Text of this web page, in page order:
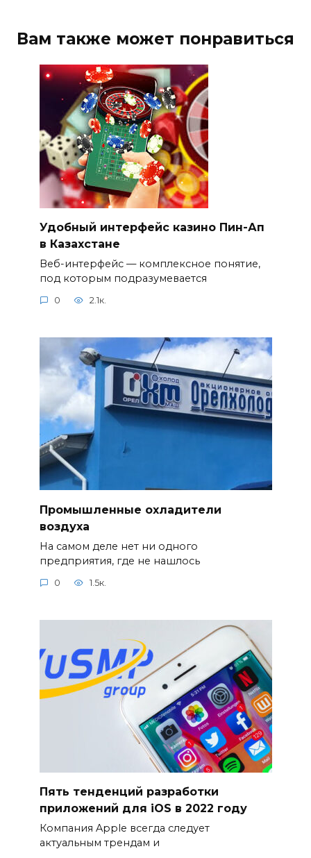
Вам также может понравиться
Удобный интерфейс казино Пин-Ап
в Казахстане
Веб-интерфейс — комплексное понятие,
под которым подразумевается
0 2.1к.
Промышленные охладители
воздуха
На самом деле нет ни одного
предприятия, где не нашлось
0 1.5к.
Пять тенденций разработки
приложений для iOS в 2022 году
Компания Apple всегда следует
актуальным трендам и